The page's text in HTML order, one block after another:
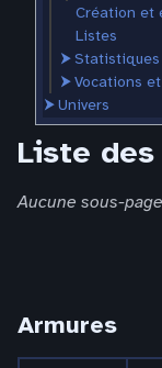
Création et
Listes
⮞Statistiques
⮞Vocations
⮞Univers
Liste des
Aucune sous-page
Armures